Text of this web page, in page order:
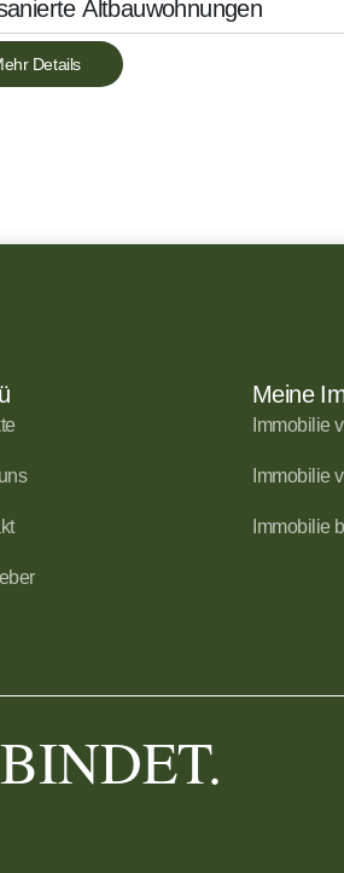
Altbauwohnungen
Details
Meine
Immobilie
Immobilie
Immobilie